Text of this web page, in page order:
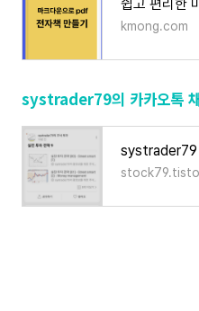
kmong.com
systrader79의 카카오톡
systrader79